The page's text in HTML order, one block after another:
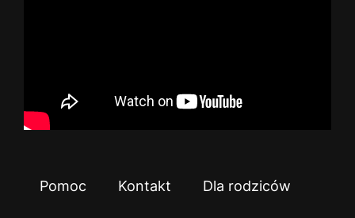
Pomoc Kontakt Dla rodziców